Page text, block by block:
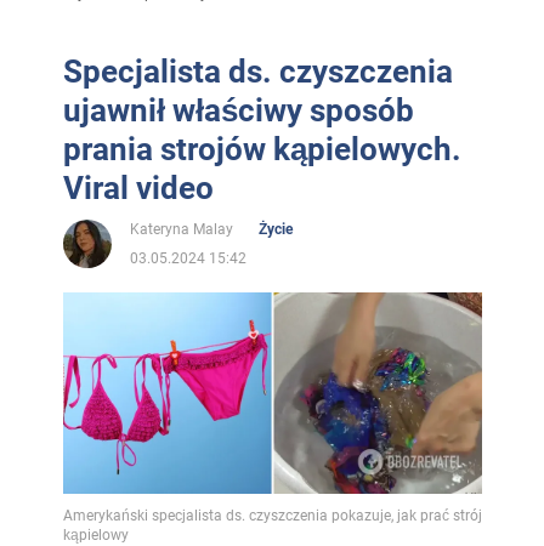
Specjalista ds. czyszczenia
ujawnił właściwy sposób
prania strojów kąpielowych.
Viral video
Kateryna Malay
Życie
03.05.2024 15:42
Amerykański specjalista ds. czyszczenia pokazuje, jak prać strój
kąpielowy